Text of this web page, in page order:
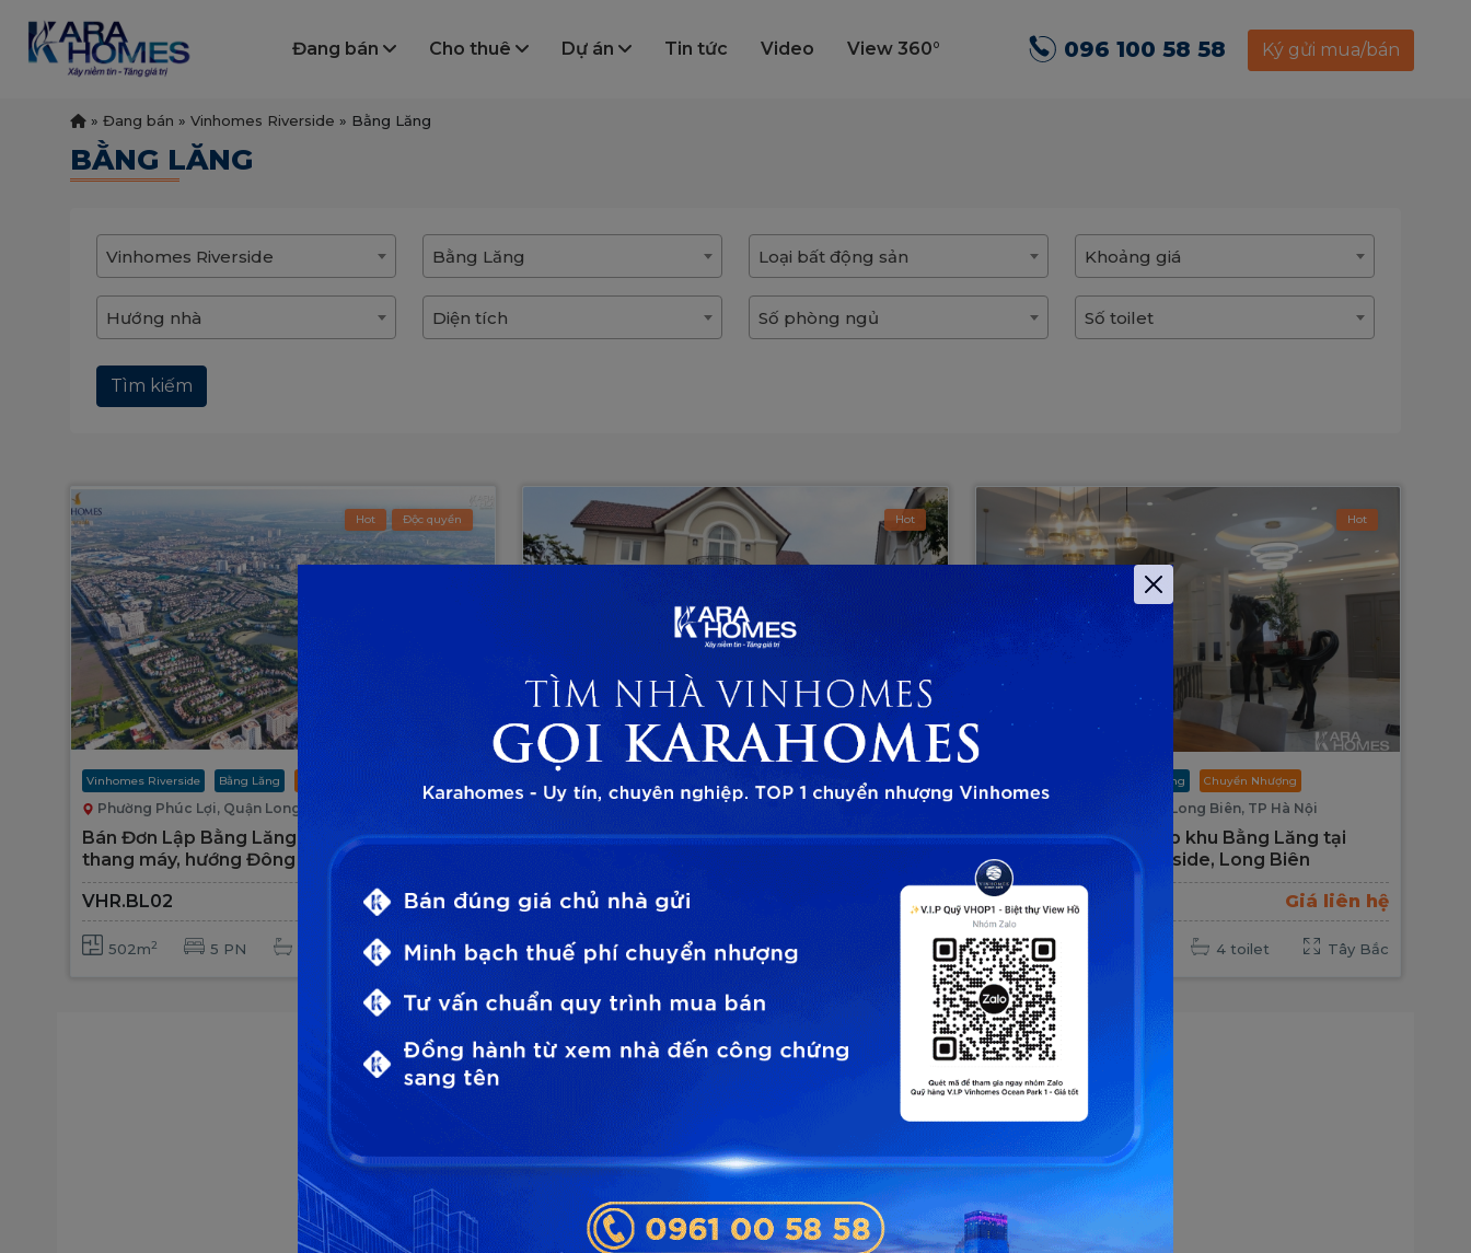
Đang bán Cho thuê Dự án Tin tức Video View 360° 096 100 58 58 Ký gửi mua/bán
» Đang bán » Vinhomes Riverside » Bằng Lăng
BẰNG LĂNG
Vinhomes Riverside Bằng Lăng Loại bất động sản Khoảng giá
Hướng nhà Diện tích Số phòng ngủ Số toilet
Tìm kiếm
Hot Độc quyền
Vinhomes Riverside Bằng Lăng Chuyển Nhượng
Phường Phúc Lợi, Quận Long Biên, TP Hà Nội
Bán Đơn Lập Bằng Lăng, hoàn thiện đẹp, có
thang máy, hướng Đông Nam
VHR.BL02
Giá liên hệ
502m2 5 PN 5 toilet Đông Nam
Hot
Bằng Lăng Chuyển Nhượng
Phường Phúc Lợi, Quận Long Biên, TP Hà Nội
Bán Biệt thự thô Đơn Lập ngã ba sông tiểu
khu Bằng Lăng Vinhomes Riverside
VHR.BL
Giá liên hệ
600m 5 PN 5 toilet Tây Bắc
Hot
Bằng Lăng Chuyển Nhượng
Phường Phúc Lợi, Quận Long Biên, TP Hà Nội
Bán Biệt thự Song lập khu Bằng Lăng tại
KĐT Vinhomes Riverside, Long Biên
VHR.BL
Giá liên hệ
250m 2 3 PN 4 toilet Tây Bắc
Lựa chọn thời gian hỗ trợ tư vấn